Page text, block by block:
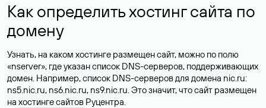
Как определить хостинг сайта по
домену
Узнать, на каком хостинге размещен сайт, можно по полю
«nserver», где указан список DNS-серверов, поддерживающих
домен. Например, список DNS-серверов для домена nic.ru:
ns5.nic.ru, ns6.nic.ru, ns9.nic.ru. Это значит, что сайт размещен
на хостинге сайтов Руцентра.